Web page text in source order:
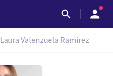
Laura Valenzuela Ramirez